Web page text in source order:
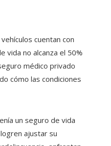
cuentan con
vida no alcanza el 50%
médico privado
cómo las condiciones
un seguro de vida
ajustar su